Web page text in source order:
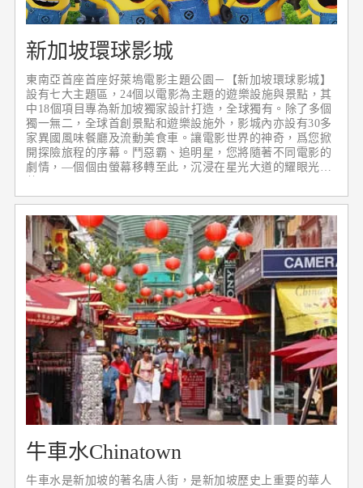
新加坡環球影城
東南亞首座首座好萊塢電影主題公園－【新加坡環球影城】
設有七大主題區，24個以電影為主題的遊樂設施與景點，其
中18個項目專為新加坡獨家設計打造，全球獨有。除了多個
獨一無二，全球首創景點和遊樂設施外，影城內亦設有30多
家異國風味餐廳及流動美食車。讓電影世界的神奇，爲您掀
開探險旅程的序幕。鬥惡霸、追明星，您將隨著不同電影的
劇情，—個個由螢幕移轉至此，沉浸在星光大道的耀眼光
牛車水Chinatown
牛車水是新加坡的著名唐人街，是新加坡歷史上重要的華人